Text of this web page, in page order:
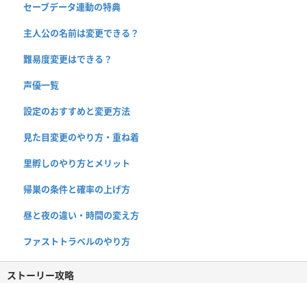
セーブデータ連動の特典
主人公の名前は変更できる？
難易度変更はできる？
声優一覧
設定のおすすめと変更方法
見た目変更のやり方・重ね着
里孵しのやり方とメリット
帰巣の条件と確率の上げ方
昼と夜の違い・時間の変え方
ファストトラベルのやり方
ストーリー攻略